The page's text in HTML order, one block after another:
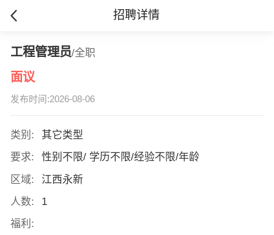
招聘详情
工程管理员/全职
面议
发布时间:2026-08-06
类别:
其它类型
要求:
性别不限/ 学历不限/经验不限/年龄
区域:
江西永新
人数:
1
福利: